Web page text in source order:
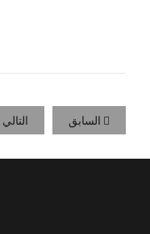
السابق التالي